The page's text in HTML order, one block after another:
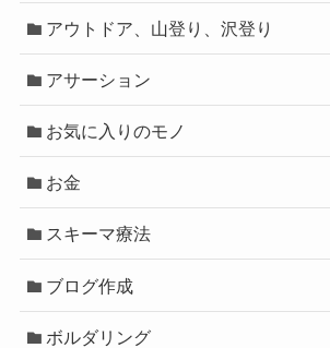
アウトドア、山登り、沢登り
アサーション
お気に入りのモノ
お金
スキーマ療法
ブログ作成
ボルダリング